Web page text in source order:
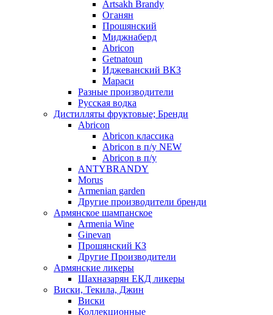
Artsakh Brandy
Оганян
Прошянский
Миджнаберд
Abricon
Getnatoun
Иджеванский ВКЗ
Мараси
Разные производители
Русская водка
Дистилляты фруктовые; Бренди
Abricon
Abricon классика
Abricon в п/у NEW
Abricon в п/у
ANTYBRANDY
Morus
Armenian garden
Другие производители бренди
Армянское шампанское
Armenia Wine
Ginevan
Прошянский КЗ
Другие Производители
Армянские ликеры
Шахназарян ЕКД ликеры
Виски, Текила, Джин
Виски
Коллекционные